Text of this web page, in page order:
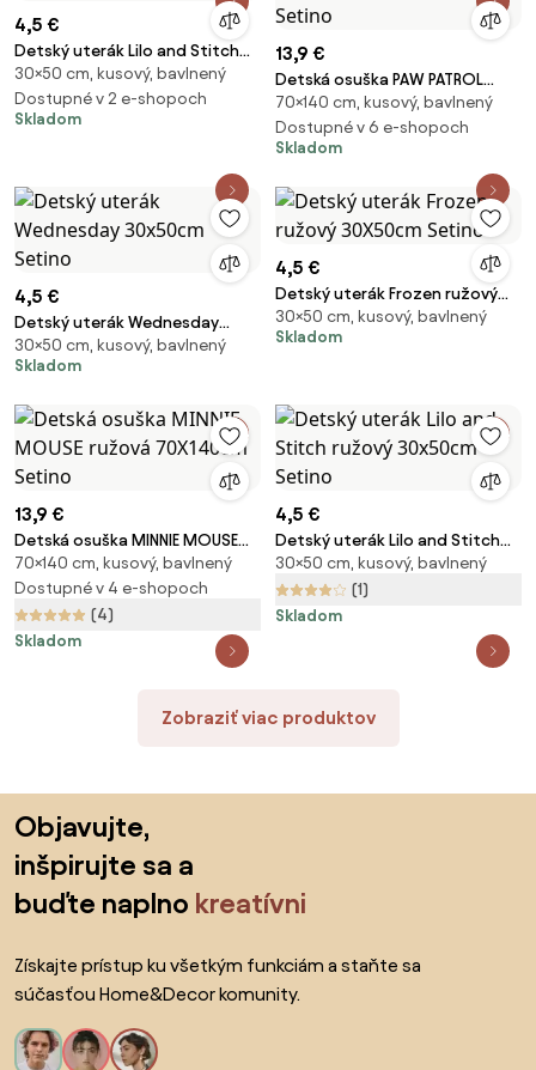
4,5 €
Detský uterák Lilo and Stitch
30x50cm Setino
30×50 cm, kusový, bavlnený
Dostupné v 2 e-shopoch
Skladom
13,9 €
Detská osuška PAW PATROL
ružová 70X140cm Setino
70×140 cm, kusový, bavlnený
Dostupné v 6 e-shopoch
Skladom
4,5 €
Detský uterák Wednesday
30x50cm Setino
30×50 cm, kusový, bavlnený
Skladom
4,5 €
Detský uterák Frozen ružový
30X50cm Setino
30×50 cm, kusový, bavlnený
Skladom
13,9 €
Detská osuška MINNIE MOUSE
ružová 70X140cm Setino
70×140 cm, kusový, bavlnený
Dostupné v 4 e-shopoch
(4)
Skladom
4,5 €
Detský uterák Lilo and Stitch
ružový 30x50cm Setino
30×50 cm, kusový, bavlnený
(1)
Skladom
Zobraziť viac produktov
Objavujte,
inšpirujte sa a
buďte naplno kreatívni
Získajte prístup ku všetkým funkciám a staňte sa
súčasťou Home&Decor komunity.